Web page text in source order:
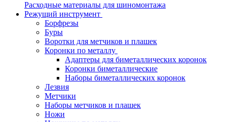
Расходные материалы для шиномонтажа
Режущий инструмент
Борфрезы
Буры
Воротки для метчиков и плашек
Коронки по металлу
Адаптеры для биметаллических коронок
Коронки биметаллические
Наборы биметаллических коронок
Лезвия
Метчики
Наборы метчиков и плашек
Ножи